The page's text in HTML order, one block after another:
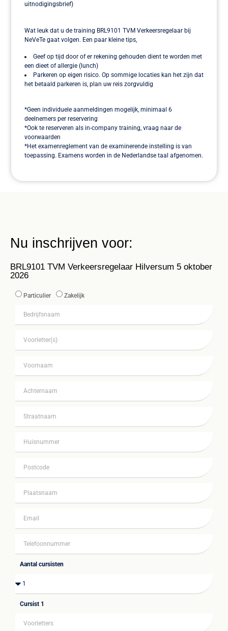
uitnodigingsbrief)
Wat leuk dat u de training BRL9101 TVM Verkeersregelaar bij
NeVeTe gaat volgen. Een paar kleine tips,
Geef op tijd door of er rekening gehouden dient te worden met
een dieet of allergie (lunch)
Parkeren op eigen risico. Op sommige locaties kan het zijn dat
het betaald parkeren is, plan uw reis zorgvuldig
*Geen individuele aanmeldingen mogelijk, minimaal 6
deelnemers per reservering
*Ook te reserveren als in-company training, vraag naar de
voorwaarden
*Het examenreglement van de examinerende instelling is van
toepassing. Examens worden in de Nederlandse taal afgenomen.
Nu inschrijven voor:
BRL9101 TVM Verkeersregelaar Hilversum 5 oktober
2026
Particulier Zakelijk
Aantal cursisten
Cursist 1